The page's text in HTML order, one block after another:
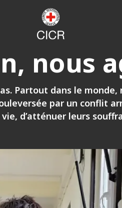
nous
Partout dans le monde,
par un conflit
d’atténuer leurs